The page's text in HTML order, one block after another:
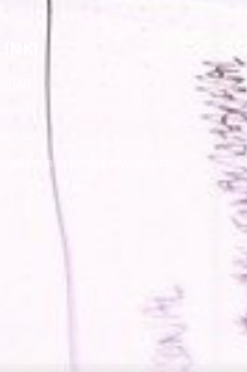
Regulamin i polityka prywatności